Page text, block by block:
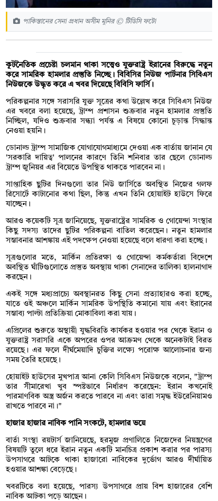
পাকিস্তানের সেনা প্রধান অসীম মুনির © টিডিসি ফটো
কূটনৈতিক প্রচেষ্টা চলমান থাকা সত্ত্বেও যুক্তরাষ্ট্র ইরানের বিরুদ্ধে নতুন
করে সামরিক হামলার প্রস্তুতি নিচ্ছে। বিবিসির নিউজ পার্টনার সিবিএস
নিউজকে উদ্ধৃত করে এ খবর দিয়েছে বিবিসি ফার্সি।
পরিকল্পনার সঙ্গে সরাসরি যুক্ত সূত্রের কথা উল্লেখ করে সিবিএস নিউজ
এর খবরে বলা হয়েছে, ট্রাম্প প্রশাসন শুক্রবার নতুন হামলার প্রস্তুতি
নিচ্ছিল, যদিও শুক্রবার সন্ধ্যা পর্যন্ত এ বিষয়ে কোনো চূড়ান্ত সিদ্ধান্ত
নেওয়া হয়নি।
ডোনাল্ড ট্রাম্প সামাজিক যোগাযোগমাধ্যমে দেওয়া এক বার্তায় জানান যে
'সরকারি দায়িত্ব' পালনের কারণে তিনি শনিবার তার ছেলে ডোনাল্ড
ট্রাম্প জুনিয়র এর বিয়েতে উপস্থিত থাকতে পারবেন না।
সাপ্তাহিক ছুটির দিনগুলো তার নিউ জার্সিতে অবস্থিত নিজের গলফ
রিসোর্টে কাটানোর কথা ছিল, কিন্তু এখন তিনি হোয়াইট হাউসে ফিরে
যাচ্ছেন।
আরও কয়েকটি সূত্র জানিয়েছে, যুক্তরাষ্ট্রের সামরিক ও গোয়েন্দা সংস্থার
কিছু সদস্য তাদের ছুটির পরিকল্পনা বাতিল করেছেন। নতুন হামলার
সম্ভাবনার আশঙ্কায় এই পদক্ষেপ নেওয়া হয়েছে বলে ধারণা করা হচ্ছে।
সূত্রগুলোর মতে, মার্কিন প্রতিরক্ষা ও গোয়েন্দা কর্মকর্তারা বিদেশে
অবস্থিত ঘাঁটিগুলোতে প্রস্তুত অবস্থায় থাকা সেনাদের তালিকা হালনাগাদ
করছেন।
একই সঙ্গে মধ্যপ্রাচ্যে অবস্থানরত কিছু সেনা প্রত্যাহারও করা হচ্ছে,
যাতে ওই অঞ্চলে মার্কিন সামরিক উপস্থিতি কমানো যায় এবং ইরানের
সম্ভাব্য পাল্টা প্রতিক্রিয়া মোকাবিলা করা যায়।
এপ্রিলের শুরুতে অস্থায়ী যুদ্ধবিরতি কার্যকর হওয়ার পর থেকে ইরান ও
যুক্তরাষ্ট্র সরাসরি একে অপরের ওপর আক্রমণ থেকে অনেকটাই বিরত
রয়েছে। এর ফলে দীর্ঘমেয়াদি চুক্তির লক্ষ্যে পরোক্ষ আলোচনার জন্য
সময় তৈরি হয়েছে।
হোয়াইট হাউসের মুখপাত্র আনা কেলি সিবিএস নিউজকে বলেন, "ট্রাম্প
তার সীমারেখা খুব স্পষ্টভাবে নির্ধারণ করেছেন: ইরান কখনোই
পারমাণবিক অস্ত্র অর্জন করতে পারবে না এবং তারা সমৃদ্ধ ইউরেনিয়ামও
রাখতে পারবে না।"
হাজার হাজার নাবিক পানি সংকটে, হামলার ভয়ে
বার্তা সংস্থা রয়টার্স জানিয়েছে, হরমুজ প্রণালিতে নিজেদের নিয়ন্ত্রণের
বিষয়টি তুলে ধরে ইরান নতুন একটি মানচিত্র প্রকাশ করার পর পারস্য
উপসাগরে আটকে থাকা হাজারো নাবিকের দুর্ভোগ আরও দীর্ঘায়িত
হওয়ার আশঙ্কা বেড়েছে।
খবরটিতে বলা হয়েছে, পারস্য উপসাগরে প্রায় বিশ হাজারের বেশি
নাবিক আটকা পড়ে আছেন।